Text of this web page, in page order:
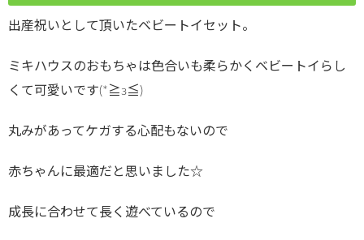
出産祝いとして頂いたベビートイセット。
ミキハウスのおもちゃは色合いも柔らかくベビートイらし
くて可愛いです(*≧з≦)
丸みがあってケガする心配もないので
赤ちゃんに最適だと思いました☆
成長に合わせて長く遊べているので